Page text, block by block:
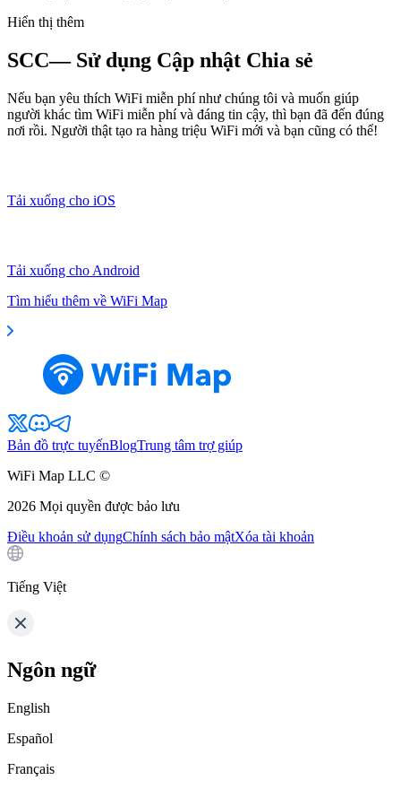
Hiển thị thêm
SCC— Sử dụng Cập nhật Chia sẻ
Nếu bạn yêu thích WiFi miễn phí như chúng tôi và muốn giúp
người khác tìm WiFi miễn phí và đáng tin cậy, thì bạn đã đến đúng
nơi rồi. Người thật tạo ra hàng triệu WiFi mới và bạn cũng có thể!
Tải xuống cho iOS
Tải xuống cho Android
Tìm hiểu thêm về WiFi Map
Bản đồ trực tuyếnBlogTrung tâm trợ giúp
WiFi Map LLC ©
2026 Mọi quyền được bảo lưu
Điều khoản sử dụngChính sách bảo mậtXóa tài khoản
Tiếng Việt
Ngôn ngữ
English
Español
Français